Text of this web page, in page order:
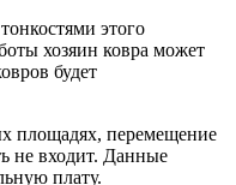
этого
хозяин ковра может
будет
площадях, перемещение
не входит. Данные
плату.